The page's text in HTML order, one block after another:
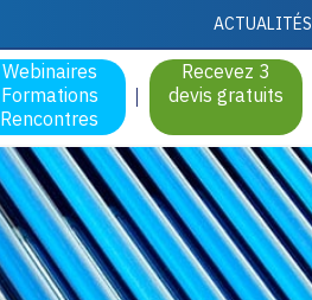
ACTUALITÉS
Webinaires
Formations
Rencontres
Recevez 3
devis gratuits